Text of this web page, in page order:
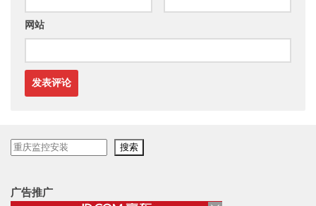
网站
搜
搜索
广告推广